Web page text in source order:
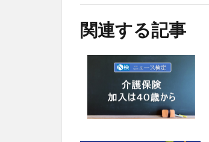
関連する記事